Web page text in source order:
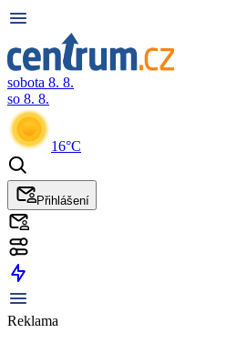
sobota 8. 8.
so 8. 8.
16°C
Přihlášení
Reklama